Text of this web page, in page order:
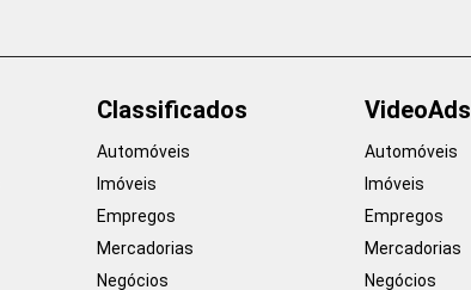
Classificados
Automóveis
Imóveis
Empregos
Mercadorias
Negócios
VideoAds
Automóveis
Imóveis
Empregos
Mercadorias
Negócios